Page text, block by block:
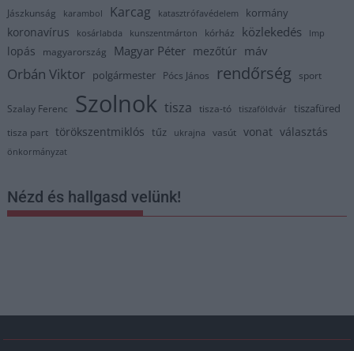
Jászkunság karambol Karcag katasztrófavédelem kormány
koronavírus kosárlabda kunszentmárton kórház közlekedés lmp
lopás magyarország Magyar Péter mezőtúr máv
Orbán Viktor polgármester Pócs János rendőrség sport
Szalay Ferenc Szolnok tisza tisza-tó tiszaföldvár tiszafüred
tisza part törökszentmiklós tűz ukrajna vasút vonat választás
önkormányzat
Nézd és hallgasd velünk!